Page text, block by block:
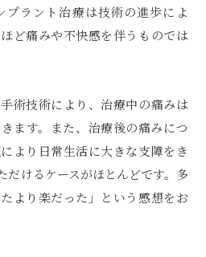
ラント治療は技術の進歩によ
ど痛みや不快感を伴うものでは
術技術により、治療中の痛みは
ます。また、治療後の痛みにつ
より日常生活に大きな支障をき
だけるケースがほとんどです。多
より楽だった」という感想をお